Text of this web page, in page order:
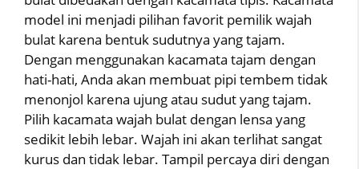
model ini menjadi pilihan favorit pemilik wajah
bulat karena bentuk sudutnya yang tajam.
Dengan menggunakan kacamata tajam dengan
hati-hati, Anda akan membuat pipi tembem tidak
menonjol karena ujung atau sudut yang tajam.
Pilih kacamata wajah bulat dengan lensa yang
sedikit lebih lebar. Wajah ini akan terlihat sangat
kurus dan tidak lebar. Tampil percaya diri dengan